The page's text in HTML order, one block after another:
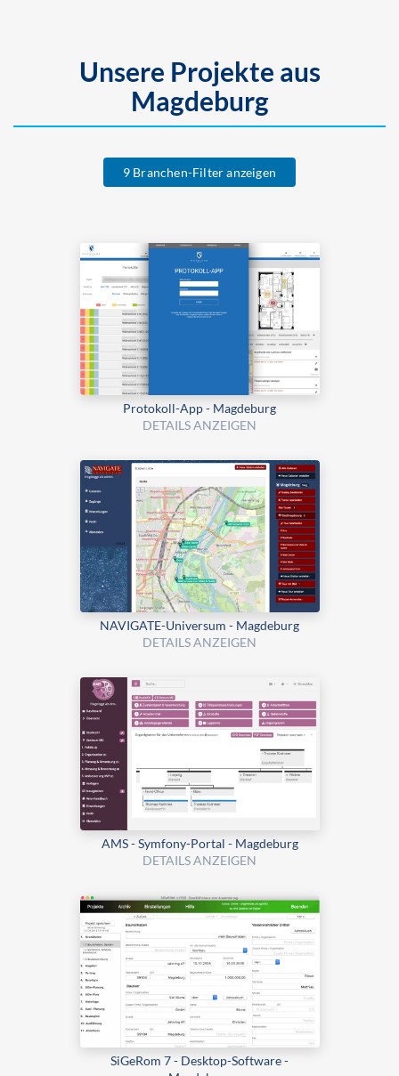
Unsere Projekte aus
Magdeburg
9 Branchen-Filter anzeigen
Protokoll-App - Magdeburg
DETAILS ANZEIGEN
NAVIGATE-Universum - Magdeburg
DETAILS ANZEIGEN
AMS - Symfony-Portal - Magdeburg
DETAILS ANZEIGEN
SiGeRom 7 - Desktop-Software -